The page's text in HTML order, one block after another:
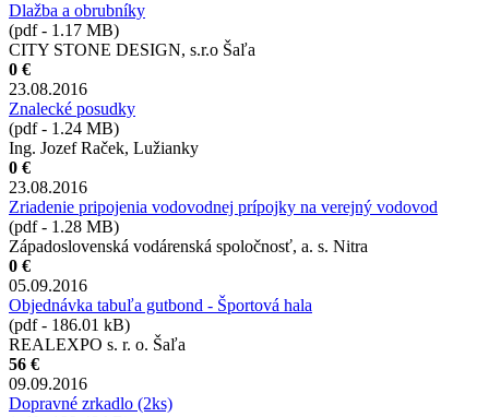
Dlažba a obrubníky
(pdf - 1.17 MB)
CITY STONE DESIGN, s.r.o Šaľa
0 €
23.08.2016
Znalecké posudky
(pdf - 1.24 MB)
Ing. Jozef Raček, Lužianky
0 €
23.08.2016
Zriadenie pripojenia vodovodnej prípojky na verejný vodovod
(pdf - 1.28 MB)
Západoslovenská vodárenská spoločnosť, a. s. Nitra
0 €
05.09.2016
Objednávka tabuľa gutbond - Športová hala
(pdf - 186.01 kB)
REALEXPO s. r. o. Šaľa
56 €
09.09.2016
Dopravné zrkadlo (2ks)